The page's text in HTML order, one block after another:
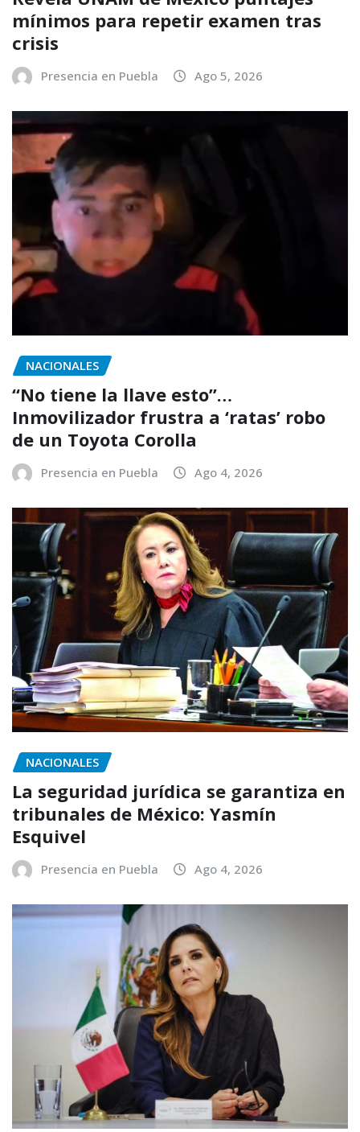
mínimos para repetir examen tras
crisis
Presencia en Puebla Ago 5, 2026
NACIONALES
“No tiene la llave esto”…
Inmovilizador frustra a ‘ratas’ robo
de un Toyota Corolla
Presencia en Puebla Ago 4, 2026
NACIONALES
La seguridad jurídica se garantiza en
tribunales de México: Yasmín
Esquivel
Presencia en Puebla Ago 4, 2026